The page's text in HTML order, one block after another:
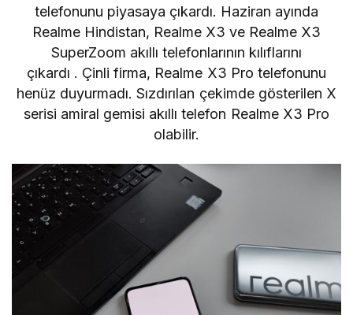
telefonunu piyasaya çıkardı. Haziran ayında
Realme Hindistan, Realme X3 ve Realme X3
SuperZoom akıllı telefonlarının kılıflarını
çıkardı . Çinli firma, Realme X3 Pro telefonunu
henüz duyurmadı. Sızdırılan çekimde gösterilen X
serisi amiral gemisi akıllı telefon Realme X3 Pro
olabilir.